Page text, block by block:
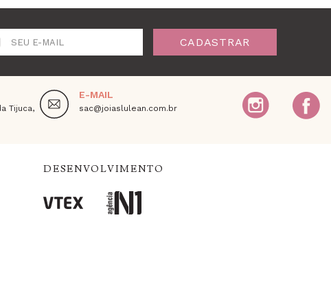
SEU E-MAIL CADASTRAR
Tijuca,
E-MAIL
sac@joiaslulean.com.br
DESENVOLVIMENTO